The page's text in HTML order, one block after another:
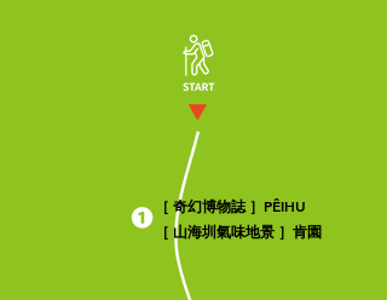
［ 奇幻博物誌 ］ PÊIHU
［ 山海圳氣味地景 ］肯園